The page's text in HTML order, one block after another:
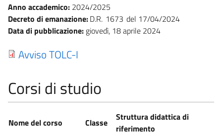
Anno accademico: 2024/2025
Decreto di emanazione:D.R. 1673
17/04/2024
Data di pubblicazione: giovedì, 18 aprile 2024
Avviso TOLC-I
Corsi di studio
Nome del corso Classe
Struttura didattica di
riferimento